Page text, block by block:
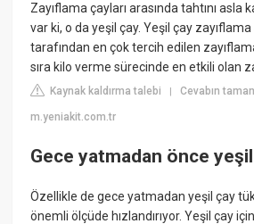
Zayıflama çayları arasında tahtını asla
var ki, o da yeşil çay. Yeşil çay
tarafından en çok tercih edilen zayıflama
sıra kilo verme sürecinde en etkili olan
Kaynak kaldırma talebi |Cevabın
m.yeniakit.com.tr
Gece yatmadan önce
Özellikle de gece yatmadan yeşil çay
önemli ölçüde hızlandırıyor. Yeşil çay